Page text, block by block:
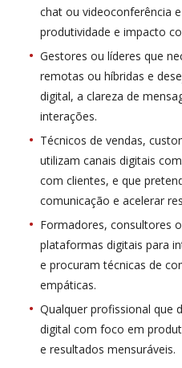
chat ou videoconferência
produtividade e impacto
Gestores ou líderes que
remotas ou híbridas e
digital, a clareza de
interações.
Técnicos de vendas,
utilizam canais digitais
com clientes, e que
comunicação e acelerar
Formadores, consultores
plataformas digitais para
e procuram técnicas de
empáticas.
Qualquer profissional que
digital com foco em
e resultados mensuráveis.